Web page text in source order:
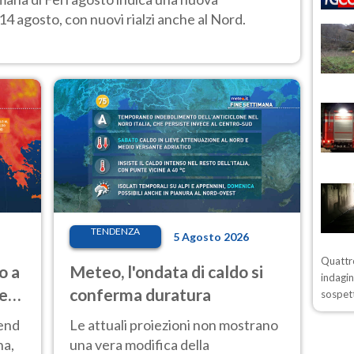
agosto, con nuovi rialzi anche al Nord.
a
TENDENZA 5 Agosto 2026
Meteo, l'ondata di caldo si
conferma duratura
Le attuali proiezioni non mostrano
una vera modifica della